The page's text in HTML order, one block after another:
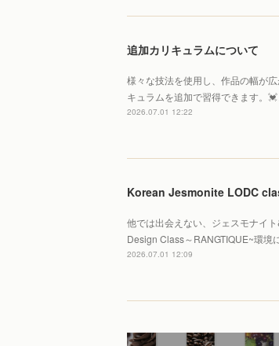
追加カリキュラムについて
様々な技法を使用し、作品の幅が
キュラムを追加で習得できます。
2026.07.01 12:22
Korean Jesmonite LODC
他では出会えない、ジェスモナイ
Design Class～RANGTIQUE~環境
2026.07.01 12:09